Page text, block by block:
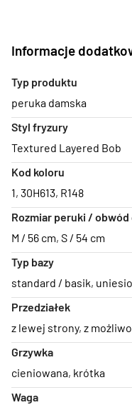
Informacje
Typ produktu
peruka damska
Styl fryzury
Textured Layered Bob
Kod koloru
1, 30H613, R148
Rozmiar peruki / obwód
M / 56 cm, S / 54 cm
Typ bazy
standard / basik,
Przedziałek
z lewej strony, z
Grzywka
cieniowana, krótka
Waga